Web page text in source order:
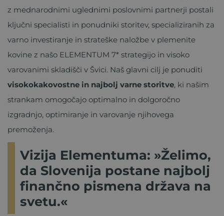
z mednarodnimi uglednimi poslovnimi partnerji postali
ključni specialisti in ponudniki storitev, specializiranih za
varno investiranje in strateške naložbe v plemenite
kovine z našo ELEMENTUM 7* strategijo in visoko
varovanimi skladišči v Švici. Naš glavni cilj je ponuditi
visokokakovostne in najbolj varne storitve, ki našim
strankam omogočajo optimalno in dolgoročno
izgradnjo, optimiranje in varovanje njihovega
premoženja.
Vizija Elementuma: »Želimo,
da Slovenija postane najbolj
finančno pismena država na
svetu.«